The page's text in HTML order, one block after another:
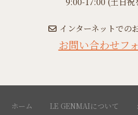
インターネットでの
お問い合わせフ
ホーム LE GENMAIについて